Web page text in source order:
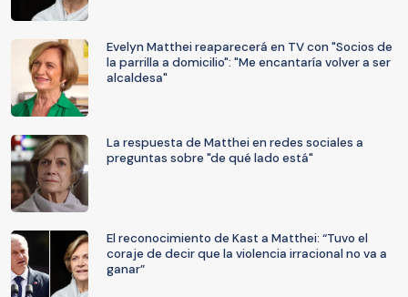
Evelyn Matthei reaparecerá en TV con "Socios de
la parrilla a domicilio": "Me encantaría volver a ser
alcaldesa"
La respuesta de Matthei en redes sociales a
preguntas sobre "de qué lado está"
El reconocimiento de Kast a Matthei: “Tuvo el
coraje de decir que la violencia irracional no va a
ganar”